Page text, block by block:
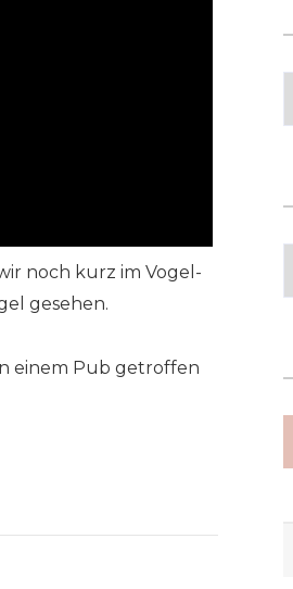
noch kurz im Vogel-
gesehen.
einem Pub getroffen